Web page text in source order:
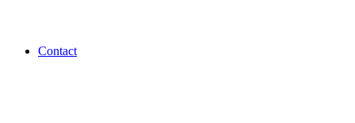
Contact